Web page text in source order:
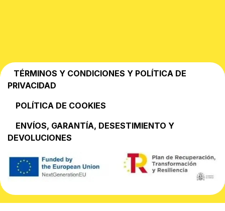
TÉRMINOS Y CONDICIONES Y POLÍTICA DE
PRIVACIDAD
POLÍTICA DE COOKIES
EN​VÍOS, GARANTÍA, DESESTIMIENTO Y
DEVOLUCIONES